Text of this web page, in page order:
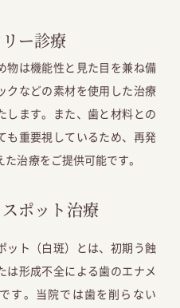
ー診療
物は機能性と見た目を兼ね備
クなどの素材を使用した治療
します。また、歯と材料との
も重要視しているため、再発
た治療をご提供可能です。
ポット治療
ット（白斑）とは、初期う蝕
は形成不全による歯のエナメ
す。当院では歯を削らない